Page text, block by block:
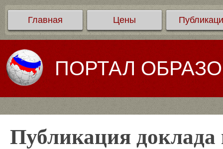
Главная Цены
ПОРТАЛ
Публикация доклада